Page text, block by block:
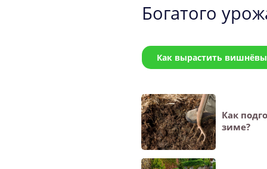
Богатого
Как вырастить
Как
зиме?